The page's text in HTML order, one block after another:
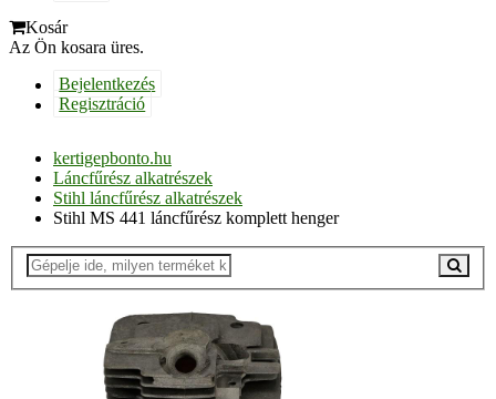
Kosár
Az Ön kosara üres.
Bejelentkezés
Regisztráció
kertigepbonto.hu
Láncfűrész alkatrészek
Stihl láncfűrész alkatrészek
Stihl MS 441 láncfűrész komplett henger